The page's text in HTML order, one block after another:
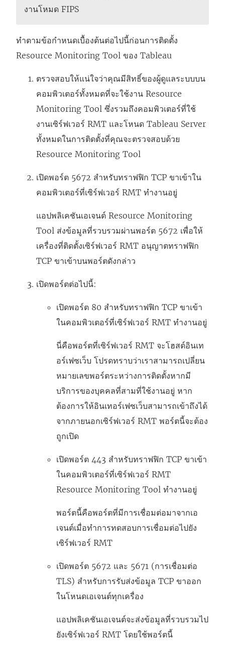
งานโหมด FIPS
ทำตามข้อกำหนดเบื้องต้นต่อไปนี้ก่อนการติดตั้ง
Resource Monitoring Tool ของ Tableau
ตรวจสอบให้แน่ใจว่าคุณมีสิทธิ์ของผู้ดูแลระบบบน
คอมพิวเตอร์ทั้งหมดที่จะใช้งาน Resource
Monitoring Tool ซึ่งรวมถึงคอมพิวเตอร์ที่ใช้
งานเซิร์ฟเวอร์ RMT และโหนด Tableau Server
ทั้งหมดในการติดตั้งที่คุณจะตรวจสอบด้วย
Resource Monitoring Tool
เปิดพอร์ต 5672 สำหรับทราฟฟิก TCP ขาเข้าใน
คอมพิวเตอร์ที่เซิร์ฟเวอร์ RMT ทำงานอยู่
แอปพลิเคชันเอเจนต์ Resource Monitoring
Tool ส่งข้อมูลที่รวบรวมผ่านพอร์ต 5672 เพื่อให้
เครื่องที่ติดตั้งเซิร์ฟเวอร์ RMT อนุญาตทราฟฟิก
TCP ขาเข้าบนพอร์ตดังกล่าว
เปิดพอร์ตต่อไปนี้:
เปิดพอร์ต 80 สำหรับทราฟฟิก TCP ขาเข้า
ในคอมพิวเตอร์ที่เซิร์ฟเวอร์ RMT ทำงานอยู่
นี่คือพอร์ตที่เซิร์ฟเวอร์ RMT จะโฮสต์อินเท
อร์เฟซเว็บ โปรดทราบว่าเราสามารถเปลี่ยน
หมายเลขพอร์ตระหว่างการติดตั้งหากมี
บริการของบุคคลที่สามที่ใช้งานอยู่ หาก
ต้องการให้อินเทอร์เฟซเว็บสามารถเข้าถึงได้
จากภายนอกเซิร์ฟเวอร์ RMT พอร์ตนี้จะต้อง
ถูกเปิด
เปิดพอร์ต 443 สำหรับทราฟฟิก TCP ขาเข้า
ในคอมพิวเตอร์ที่เซิร์ฟเวอร์ RMT
Resource Monitoring Tool ทำงานอยู่
พอร์ตนี้คือพอร์ตที่มีการเชื่อมต่อมาจากเอ
เจนต์เมื่อทำการทดสอบการเชื่อมต่อไปยัง
เซิร์ฟเวอร์ RMT
เปิดพอร์ต 5672 และ 5671 (การเชื่อมต่อ
TLS) สำหรับการรับส่งข้อมูล TCP ขาออก
ในโหนดเอเจนต์ทุกเครื่อง
แอปพลิเคชันเอเจนต์จะส่งข้อมูลที่รวบรวมไป
ยังเซิร์ฟเวอร์ RMT โดยใช้พอร์ตนี้